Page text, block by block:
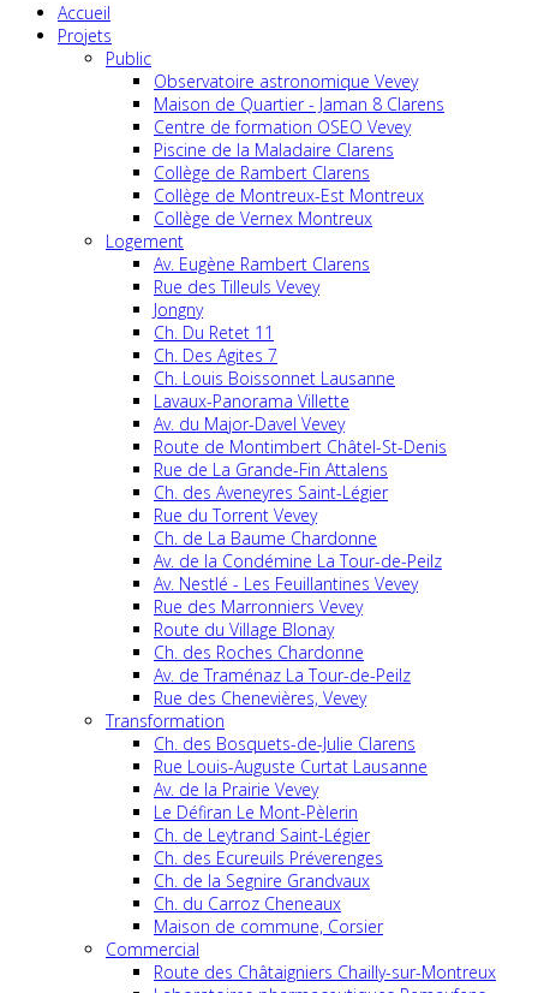
Accueil
Projets
Public
Observatoire astronomique Vevey
Maison de Quartier - Jaman 8 Clarens
Centre de formation OSEO Vevey
Piscine de la Maladaire Clarens
Collège de Rambert Clarens
Collège de Montreux-Est Montreux
Collège de Vernex Montreux
Logement
Av. Eugène Rambert Clarens
Rue des Tilleuls Vevey
Jongny
Ch. Du Retet 11
Ch. Des Agites 7
Ch. Louis Boissonnet Lausanne
Lavaux-Panorama Villette
Av. du Major-Davel Vevey
Route de Montimbert Châtel-St-Denis
Rue de La Grande-Fin Attalens
Ch. des Aveneyres Saint-Légier
Rue du Torrent Vevey
Ch. de La Baume Chardonne
Av. de la Condémine La Tour-de-Peilz
Av. Nestlé - Les Feuillantines Vevey
Rue des Marronniers Vevey
Route du Village Blonay
Ch. des Roches Chardonne
Av. de Traménaz La Tour-de-Peilz
Rue des Chenevières, Vevey
Transformation
Ch. des Bosquets-de-Julie Clarens
Rue Louis-Auguste Curtat Lausanne
Av. de la Prairie Vevey
Le Défiran Le Mont-Pèlerin
Ch. de Leytrand Saint-Légier
Ch. des Ecureuils Préverenges
Ch. de la Segnire Grandvaux
Ch. du Carroz Cheneaux
Maison de commune, Corsier
Commercial
Route des Châtaigniers Chailly-sur-Montreux